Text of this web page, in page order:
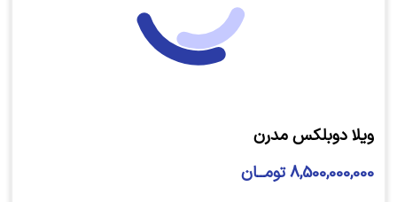
ویلا دوبلکس مدرن
8,500,000,000 تومــان